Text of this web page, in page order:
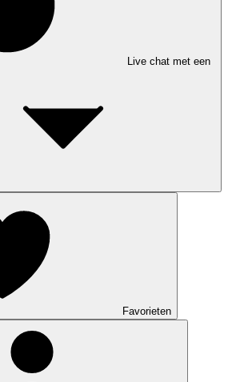
Live chat met een
Favorieten